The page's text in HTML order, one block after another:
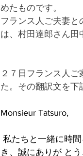
めたものです。
フランス人ご夫妻
は、村田達郎さん田
文
２７日フランス人
た。その翻訳文を下
Monsieur Tatsuro,
私たちと一緒に時
き、誠にありが と